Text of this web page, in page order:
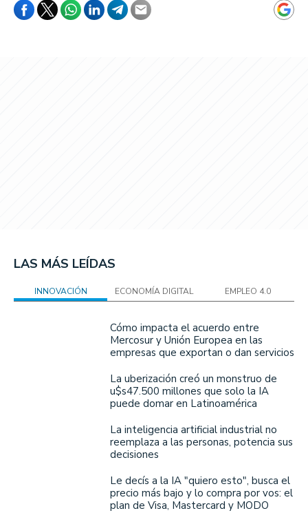
LAS MÁS LEÍDAS
INNOVACIÓN ECONOMÍA DIGITAL EMPLEO 4.0
Cómo impacta el acuerdo entre
Mercosur y Unión Europea en las
empresas que exportan o dan servicios
La uberización creó un monstruo de
u$s47.500 millones que solo la IA
puede domar en Latinoamérica
La inteligencia artificial industrial no
reemplaza a las personas, potencia sus
decisiones
Le decís a la IA "quiero esto", busca el
precio más bajo y lo compra por vos: el
plan de Visa, Mastercard y MODO